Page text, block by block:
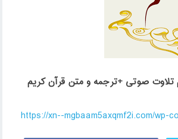
صوتی +ترجمه و متن قرآن کریم
https://xn--mgbaam5axqmf2i.com/wp-